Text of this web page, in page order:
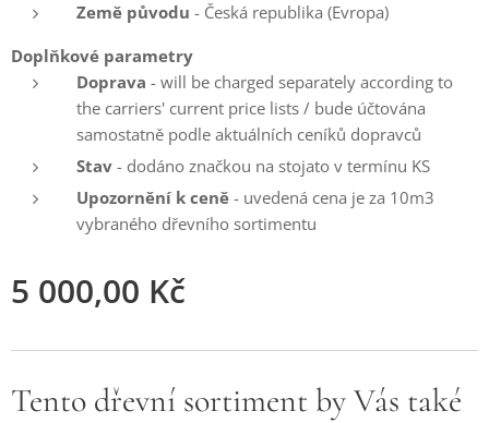
Země původu - Česká republika (Evropa)
Doplňkové parametry
Doprava - will be charged separately according to
the carriers' current price lists / bude účtována
samostatně podle aktuálních ceníků dopravců
Stav - dodáno značkou na stojato v termínu KS
Upozornění k ceně - uvedená cena je za 10m3
vybraného dřevního sortimentu
5 000,00 Kč
Tento dřevní sortiment by Vás také